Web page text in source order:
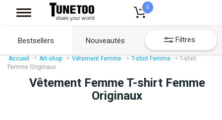
0
Bestsellers Nouveautés Filtres
Accueil Art-shop Vêtement Femme T-shirt Femme
T-shirt
Femme Originaux
Vêtement Femme T-shirt Femme
Originaux